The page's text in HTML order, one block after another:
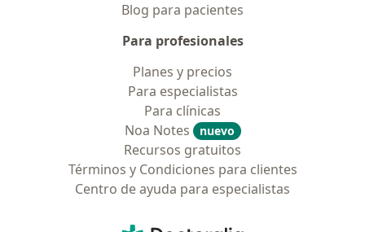
Blog para pacientes
Para profesionales
Planes y precios
Para especialistas
Para clínicas
Noa Notes
nuevo
Recursos gratuitos
Términos y Condiciones para clientes
Centro de ayuda para especialistas